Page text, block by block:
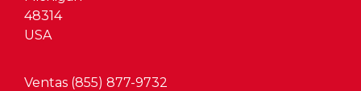
48314
USA
Ventas (855) 877-9732